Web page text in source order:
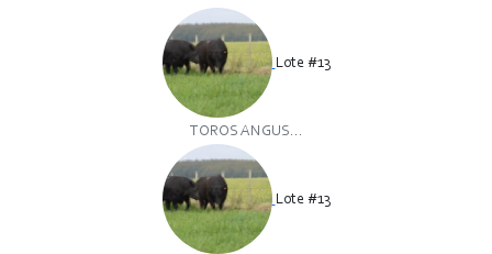
Lote #13
TOROS ANGUS...
Lote #13